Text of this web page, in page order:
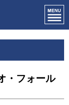
・フォール